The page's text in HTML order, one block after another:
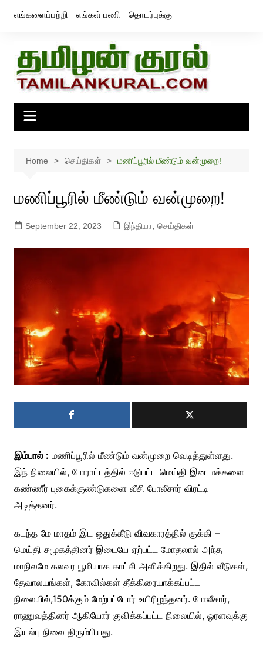
எங்களைப்பற்றி எங்கள் பணி தொடர்புக்கு
Home செய்திகள் மணிப்பூரில் மீண்டும் வன்முறை!
மணிப்பூரில் மீண்டும் வன்முறை!
September 22, 2023 இந்தியா, செய்திகள்
இம்பால் : மணிப்பூரில் மீண்டும் வன்முறை வெடித்துள்ளது.
இந் நிலையில், போராட்டத்தில் ஈடுபட்ட மெய்தி இன மக்களை
கண்ணீர் புகைக்குண்டுகளை வீசி போலீசார் விரட்டி
அடித்தனர்.
கடந்த மே மாதம் இட ஒதுக்கீடு விவகாரத்தில் குக்கி –
மெய்தி சமூகத்தினர் இடையே ஏற்பட்ட மோதலால் அந்த
மாநிலமே கலவர பூமியாக காட்சி அளிக்கிறது. இதில் வீடுகள்,
தேவாலயங்கள், கோவில்கள் தீக்கிரையாக்கப்பட்ட
நிலையில்,150க்கும் மேற்பட்டோர் உயிரிழந்தனர். போலீசார்,
ராணுவத்தினர் ஆகியோர் குவிக்கப்பட்ட நிலையில், ஓரளவுக்கு
இயல்பு நிலை திரும்பியது.